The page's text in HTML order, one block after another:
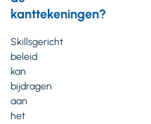
kanttekeningen?
Skillsgericht
beleid
kan
bijdragen
aan
het